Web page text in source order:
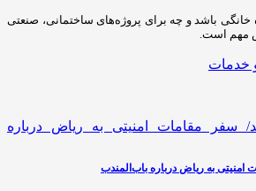
خانگی باشد و چه برای پروژه‌های ساختمانی، صنعتی
مهم است.
خدمات
به ریاض درباره باب‌المندب